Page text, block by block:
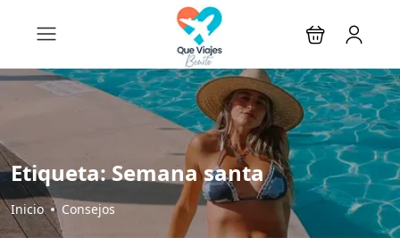
Etiqueta:Semana santa
Inicio Consejos